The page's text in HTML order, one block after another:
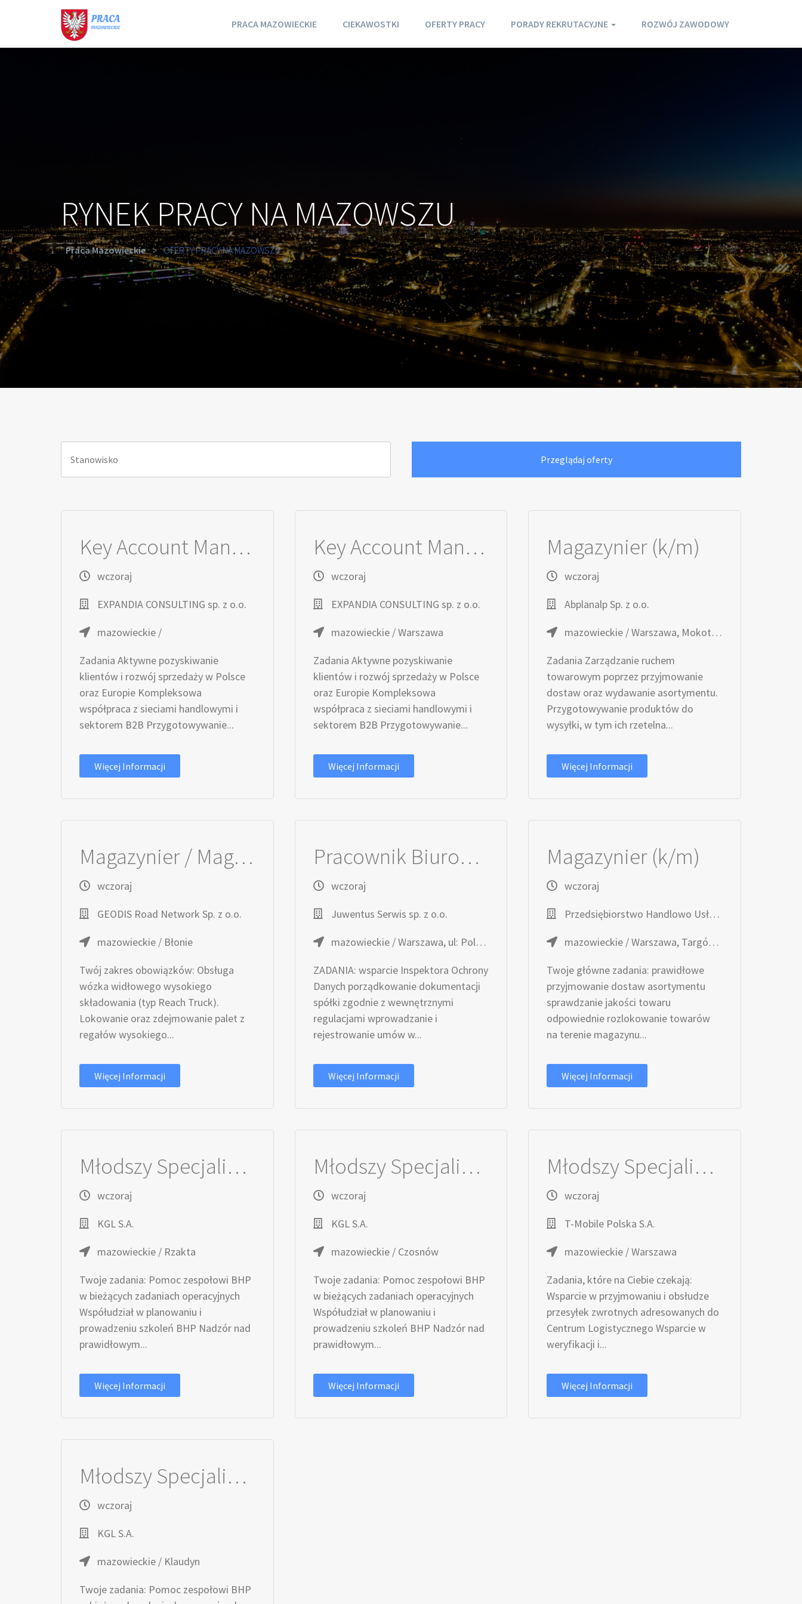
PRACA MAZOWIECKIE CIEKAWOSTKI OFERTY PRACY PORADY REKRUTACYJNE ROZWÓJ ZAWODOWY
RYNEK PRACY NA MAZOWSZU
Praca Mazowieckie > OFERTY PRACY NA MAZOWSZU
Key Account Manager / Key Account Managerka
wczoraj
EXPANDIA CONSULTING sp. z o.o.
mazowieckie /
Zadania Aktywne pozyskiwanie
klientów i rozwój sprzedaży w Polsce
oraz Europie Kompleksowa
współpraca z sieciami handlowymi i
sektorem B2B Przygotowywanie...
Więcej Informacji
Key Account Manager / Key Account Managerka
wczoraj
EXPANDIA CONSULTING sp. z o.o.
mazowieckie / Warszawa
Zadania Aktywne pozyskiwanie
klientów i rozwój sprzedaży w Polsce
oraz Europie Kompleksowa
współpraca z sieciami handlowymi i
sektorem B2B Przygotowywanie...
Więcej Informacji
Magazynier (k/m)
wczoraj
Abplanalp Sp. z o.o.
mazowieckie / Warszawa, Mokotów
Zadania Zarządzanie ruchem
towarowym poprzez przyjmowanie
dostaw oraz wydawanie asortymentu.
Przygotowywanie produktów do
wysyłki, w tym ich rzetelna...
Więcej Informacji
Magazynier / Magazynierka (wysoki skład)
wczoraj
GEODIS Road Network Sp. z o.o.
mazowieckie / Błonie
Twój zakres obowiązków: Obsługa
wózka widłowego wysokiego
składowania (typ Reach Truck).
Lokowanie oraz zdejmowanie palet z
regałów wysokiego...
Więcej Informacji
Pracownik Biurowy ds. ochrony danych osobowych (k/m)
wczoraj
Juwentus Serwis sp. z o.o.
mazowieckie / Warszawa, ul: Poloneza 91
ZADANIA: wsparcie Inspektora Ochrony
Danych porządkowanie dokumentacji
spółki zgodnie z wewnętrznymi
regulacjami wprowadzanie i
rejestrowanie umów w...
Więcej Informacji
Magazynier (k/m)
wczoraj
Przedsiębiorstwo Handlowo Usługowe TOPAZ
mazowieckie / Warszawa, Targówek, ul. Trocka 10
Twoje główne zadania: prawidłowe
przyjmowanie dostaw asortymentu
sprawdzanie jakości towaru
odpowiednie rozlokowanie towarów
na terenie magazynu...
Więcej Informacji
Młodszy Specjalista / Młodsza Specjalistka ds. BHP
wczoraj
KGL S.A.
mazowieckie / Rzakta
Twoje zadania: Pomoc zespołowi BHP
w bieżących zadaniach operacyjnych
Współudział w planowaniu i
prowadzeniu szkoleń BHP Nadzór nad
prawidłowym...
Więcej Informacji
Młodszy Specjalista / Młodsza Specjalistka ds. BHP
wczoraj
KGL S.A.
mazowieckie / Czosnów
Twoje zadania: Pomoc zespołowi BHP
w bieżących zadaniach operacyjnych
Współudział w planowaniu i
prowadzeniu szkoleń BHP Nadzór nad
prawidłowym...
Więcej Informacji
Młodszy Specjalista / Młodsza Specjalistka ds. Logistyki i Obsługi Zwrotów
wczoraj
T-Mobile Polska S.A.
mazowieckie / Warszawa
Zadania, które na Ciebie czekają:
Wsparcie w przyjmowaniu i obsłudze
przesyłek zwrotnych adresowanych do
Centrum Logistycznego Wsparcie w
weryfikacji i...
Więcej Informacji
Młodszy Specjalista / Młodsza Specjalistka ds. BHP
wczoraj
KGL S.A.
mazowieckie / Klaudyn
Twoje zadania: Pomoc zespołowi BHP